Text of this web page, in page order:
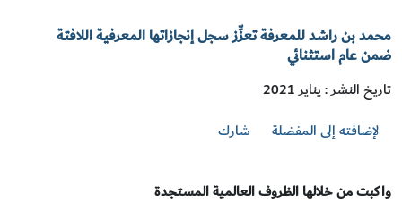
محمد بن راشد للمعرفة تعزِّز سجل إنجازاتها المعرفية اللافتة
ضمن عام استثنائي
تاريخ النشر : يناير 2021
لإضافته إلى المفضلة
شارك
واكبت من خلالها الظروف العالمية المستجدة